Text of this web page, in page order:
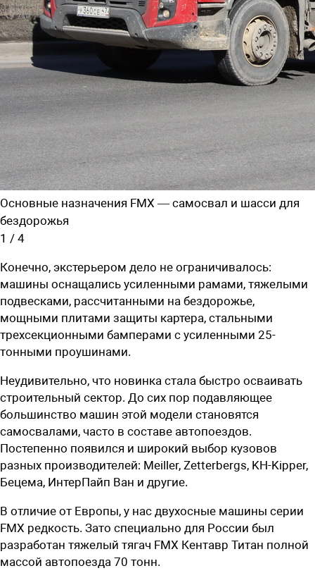
Основные назначения FMX — самосвал и шасси для
бездорожья
1 / 4
Конечно, экстерьером дело не ограничивалось:
машины оснащались усиленными рамами, тяжелыми
подвесками, рассчитанными на бездорожье,
мощными плитами защиты картера, стальными
трехсекционными бамперами с усиленными 25-
тонными проушинами.
Неудивительно, что новинка стала быстро осваивать
строительный сектор. До сих пор подавляющее
большинство машин этой модели становятся
самосвалами, часто в составе автопоездов.
Постепенно появился и широкий выбор кузовов
разных производителей: Meiller, Zetterbergs, KH-Kipper,
Бецема, ИнтерПайп Ван и другие.
В отличие от Европы, у нас двухосные машины серии
FMX редкость. Зато специально для России был
разработан тяжелый тягач FMX Кентавр Титан полной
массой автопоезда 70 тонн.